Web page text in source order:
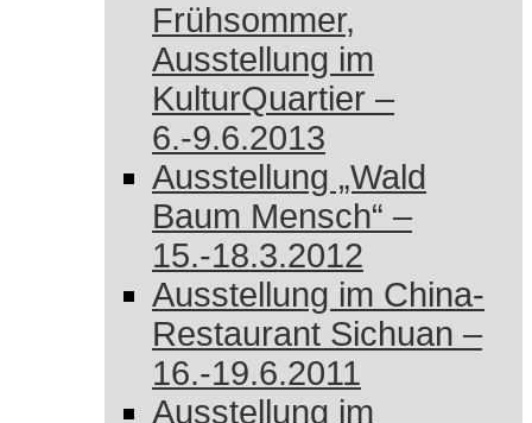
Frühsommer,
Ausstellung im
KulturQuartier –
6.-9.6.2013
Ausstellung „Wald
Baum Mensch“ –
15.-18.3.2012
Ausstellung im China-
Restaurant Sichuan –
16.-19.6.2011
Ausstellung im